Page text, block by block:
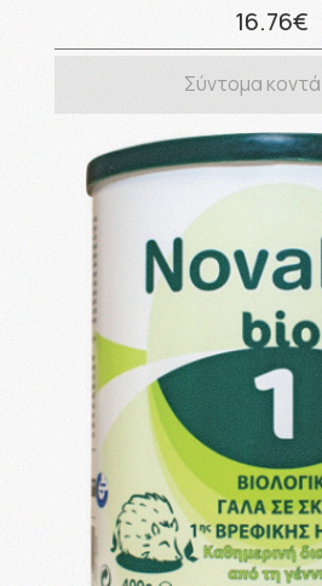
16.76€
Σύντομα